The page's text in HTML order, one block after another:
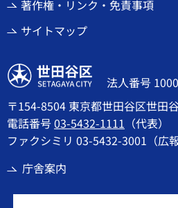
著作権・リンク・免責事項
サイトマップ
世田谷区
法人番号
〒154-8504 東京都世田谷区世田
電話番号03-5432-1111 （代表）
ファクシミリ 03-5432-3001（広報
庁舎案内